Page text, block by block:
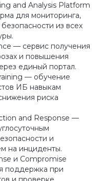
and Analysis Platform
для мониторинга,
из всех
— сервис получения
и повышения
единый портал.
— обучение
ИБ навыкам
риска
and Response —
и
на инциденты.
и Compromise
поддержка при